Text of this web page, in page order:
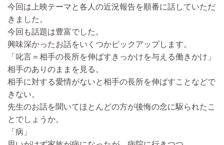
今回は上映テーマと各人の近況報告を順番に話していただ
きました。
今回も話題は豊富でした。
興味深かったお話をいくつかピックアップします。
「叱言＝相手の長所を伸ばすきっかけを与える働きかけ」
相手のありのままを見る。
相手に対する愛情がないと相手の長所を伸ばすことなどで
きない。
先生のお話を聞いてほとんどの方が後悔の念に駆られたこ
とでしょうか。
「病」